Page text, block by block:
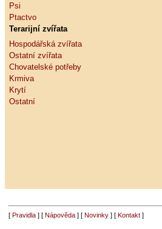
Psi
Ptactvo
Terarijní zvířata
Hospodářská zvířata
Ostatní zvířata
Chovatelské potřeby
Krmiva
Krytí
Ostatní
[ Pravidla] [ Nápověda] [ Novinky] [ Kontakt]